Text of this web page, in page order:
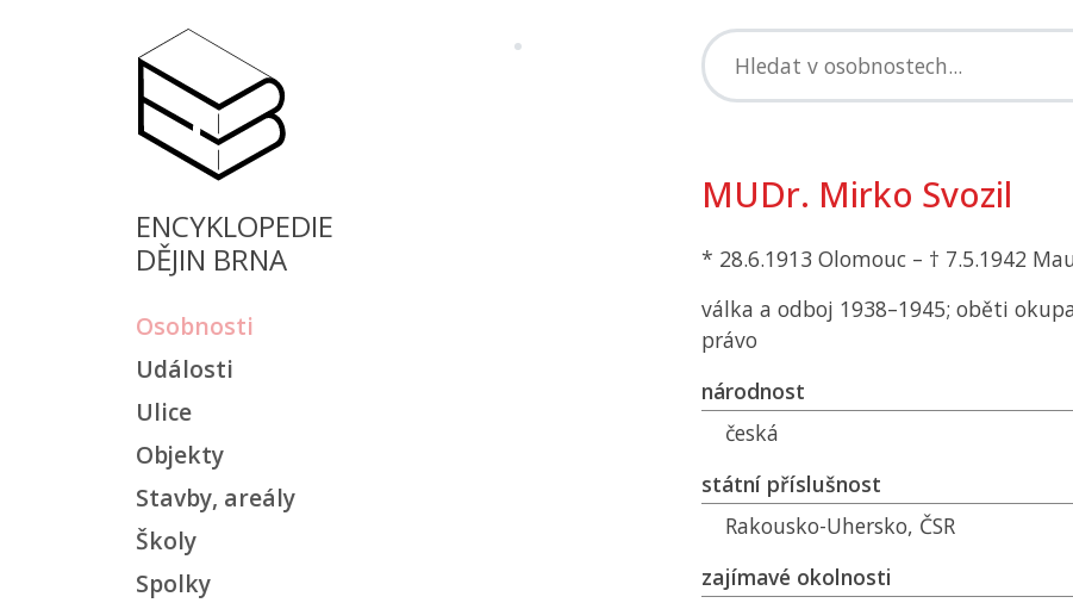
ENCYKLOPEDIE
DĚJIN BRNA
Osobnosti
Události
Ulice
Objekty
Stavby, areály
Školy
Spolky
MUDr. Mirko Svozil
* 28.6.1913 Olomouc – † 7.5.1942
válka a odboj 1938–1945; oběti
právo
národnost
česká
státní příslušnost
Rakousko-Uhersko, ČSR
zajímavé okolnosti